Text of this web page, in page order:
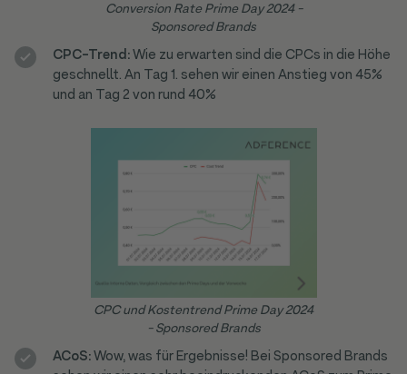
Conversion Rate Prime Day 2024 -
Sponsored Brands
CPC-Trend:Wie zu erwarten sind die CPCs in die Höhe
geschnellt. An Tag 1. sehen wir einen Anstieg von 45%
und an Tag 2 von rund 40%
CPC und Kostentrend Prime Day 2024
- Sponsored Brands
ACoS:Wow, was für Ergebnisse! Bei Sponsored Brands